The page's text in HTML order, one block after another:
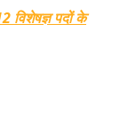
विशेषज्ञ पदों के